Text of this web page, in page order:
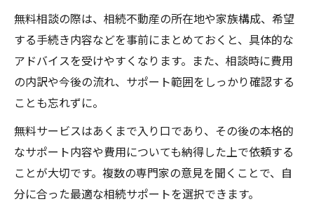
無料相談の際は、相続不動産の所在地や家族構成、希望
する手続き内容などを事前にまとめておくと、具体的な
アドバイスを受けやすくなります。また、相談時に費用
の内訳や今後の流れ、サポート範囲をしっかり確認する
ことも忘れずに。
無料サービスはあくまで入り口であり、その後の本格的
なサポート内容や費用についても納得した上で依頼する
ことが大切です。複数の専門家の意見を聞くことで、自
分に合った最適な相続サポートを選択できます。